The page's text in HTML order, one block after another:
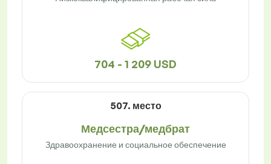
704 - 1 209 USD
507. место
Медсестра/медбрат
Здравоохранение и социальное обеспечение